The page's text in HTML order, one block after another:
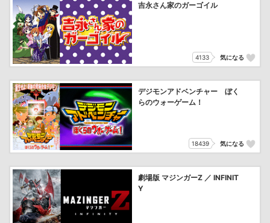
吉永さん家のガーゴイル
4133 気になる
デジモンアドベンチャー ぼく
らのウォーゲーム！
18439 気になる
劇場版 マジンガーZ ／ INFINIT
Y